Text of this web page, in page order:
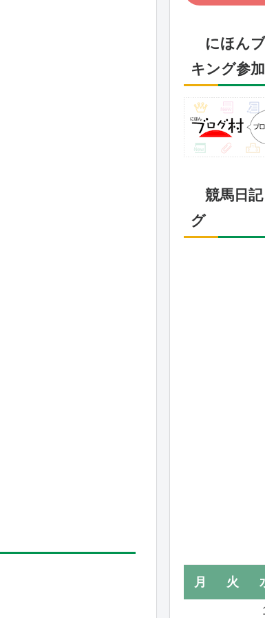
にほんブ
キング参
競馬日
グ
月 火